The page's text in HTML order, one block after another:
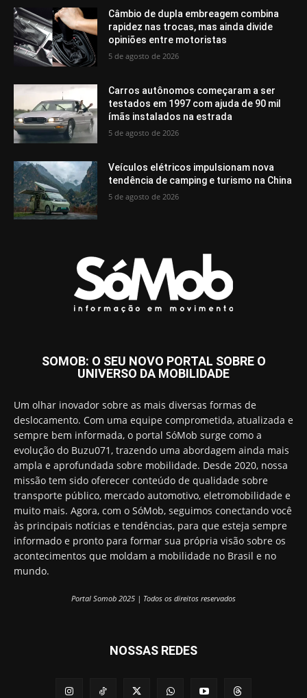
Câmbio de dupla embreagem combina
rapidez nas trocas, mas ainda divide
opiniões entre motoristas
5 de agosto de 2026
Carros autônomos começaram a ser
testados em 1997 com ajuda de 90 mil
ímãs instalados na estrada
5 de agosto de 2026
Veículos elétricos impulsionam nova
tendência de camping e turismo na China
5 de agosto de 2026
SOMOB: O SEU NOVO PORTAL SOBRE O
UNIVERSO DA MOBILIDADE
Um olhar inovador sobre as mais diversas formas de
deslocamento. Com uma equipe comprometida, atualizada e
sempre bem informada, o portal SóMob surge como a
evolução do Buzu071, trazendo uma abordagem ainda mais
ampla e aprofundada sobre mobilidade. Desde 2020, nossa
missão tem sido oferecer conteúdo de qualidade sobre
transporte público, mercado automotivo, eletromobilidade e
muito mais. Agora, com o SóMob, seguimos conectando você
às principais notícias e tendências, para que esteja sempre
informado e pronto para formar sua própria visão sobre os
acontecimentos que moldam a mobilidade no Brasil e no
mundo.
Portal Somob 2025 | Todos os direitos reservados
NOSSAS REDES